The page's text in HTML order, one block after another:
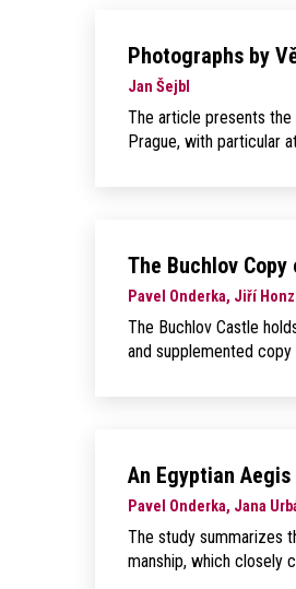
Photographs by
Jan Šejbl
The article presents the
Prague, with particular
The Buchlov
Pavel Onderka, Jiří Honzl
The Buchlov Castle
and supplemented
An Egyptian
Pavel Onderka, Jana
The study summarizes
manship, which closely